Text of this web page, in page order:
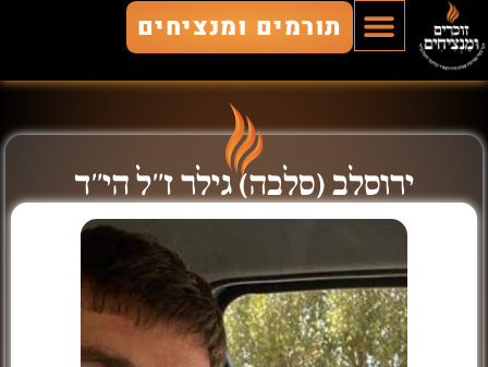
תורמים ומנציחים
ירוסלב (סלבה) גילר ז״ל הי"ד